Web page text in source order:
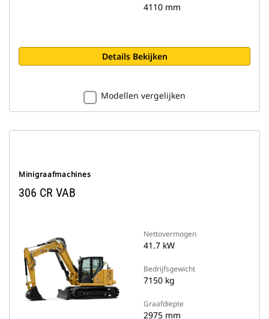
4110 mm
Details Bekijken
Modellen vergelijken
Minigraafmachines
306 CR VAB
Nettovermogen
41.7 kW
Bedrijfsgewicht
7150 kg
Graafdiepte
2975 mm